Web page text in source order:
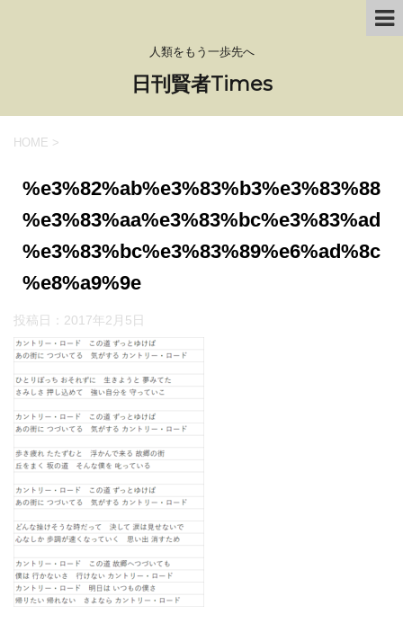
人類をもう一歩先へ
日刊賢者Times
HOME >
%e3%82%ab%e3%83%b3%e3%83%88
%e3%83%aa%e3%83%bc%e3%83%ad
%e3%83%bc%e3%83%89%e6%ad%8c
%e8%a9%9e
投稿日： 2017年2月5日